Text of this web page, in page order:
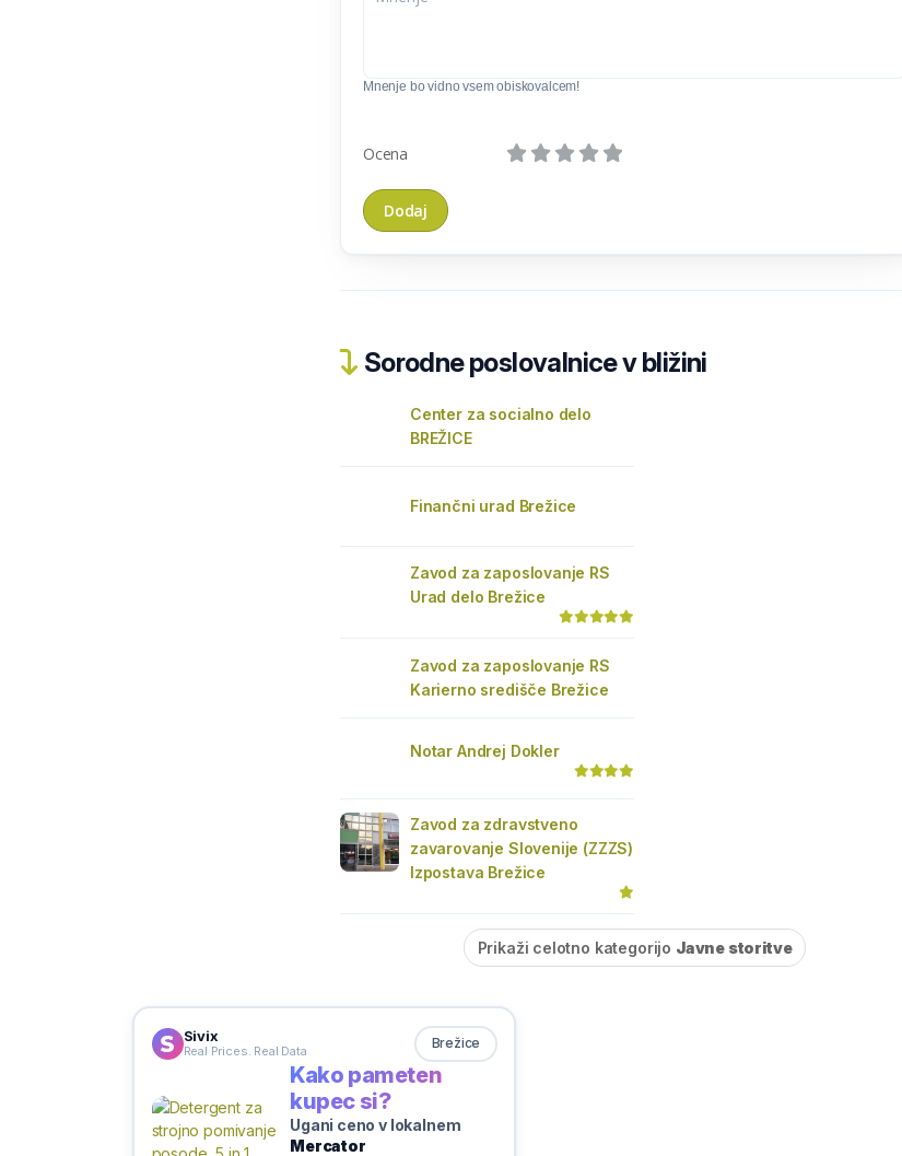
Mnenje bo vidno vsem obiskovalcem!
Ocena
Sorodne poslovalnice v bližini
Center za socialno delo
BREŽICE
Finančni urad Brežice
Zavod za zaposlovanje RS
Urad delo Brežice
Zavod za zaposlovanje RS
Karierno središče Brežice
Notar Andrej Dokler
Zavod za zdravstveno
zavarovanje Slovenije (ZZZS)
Izpostava Brežice
Prikaži celotno kategorijo Javne storitve
Sivix
Real Prices. Real Data Brežice
Kako pameten
kupec si?
Ugani ceno v lokalnem
Mercator